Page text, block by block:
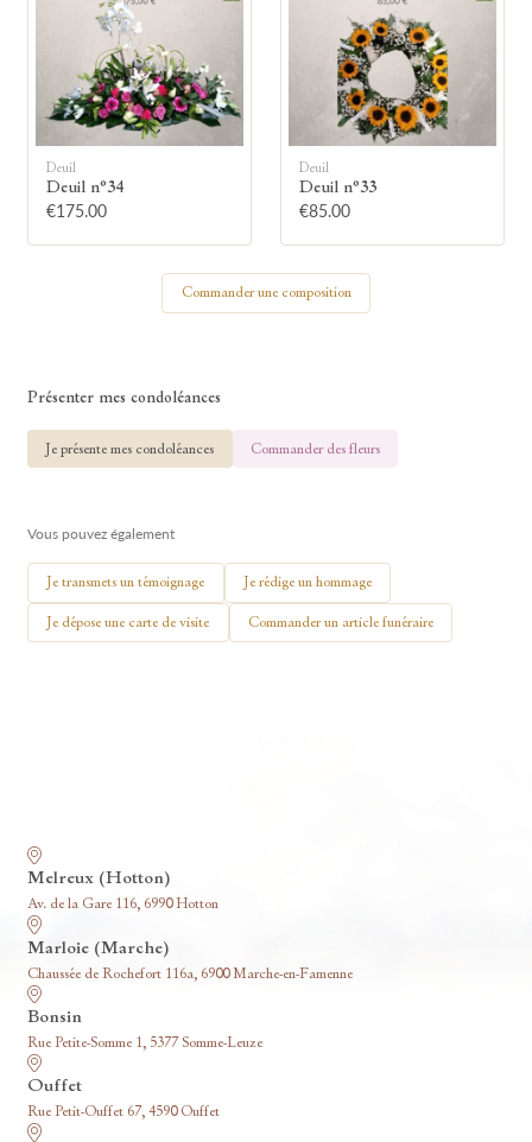
Montrez votre soutien à la famille en
allumant symboliquement une bougie.
Votre prénom
Deuil
Deuil n°34
€175.00
Deuil
Deuil n°33
€85.00
Commander une composition
Présenter mes condoléances
Je présente mes condoléances Commander des fleurs
Vous pouvez également
Je transmets un témoignage Je rédige un hommage
Je dépose une carte de visite Commander un article funéraire
Melreux (Hotton)
Av. de la Gare 116, 6990 Hotton
Marloie (Marche)
Chaussée de Rochefort 116a, 6900 Marche-en-Famenne
Bonsin
Rue Petite-Somme 1, 5377 Somme-Leuze
Ouffet
Rue Petit-Ouffet 67, 4590 Ouffet